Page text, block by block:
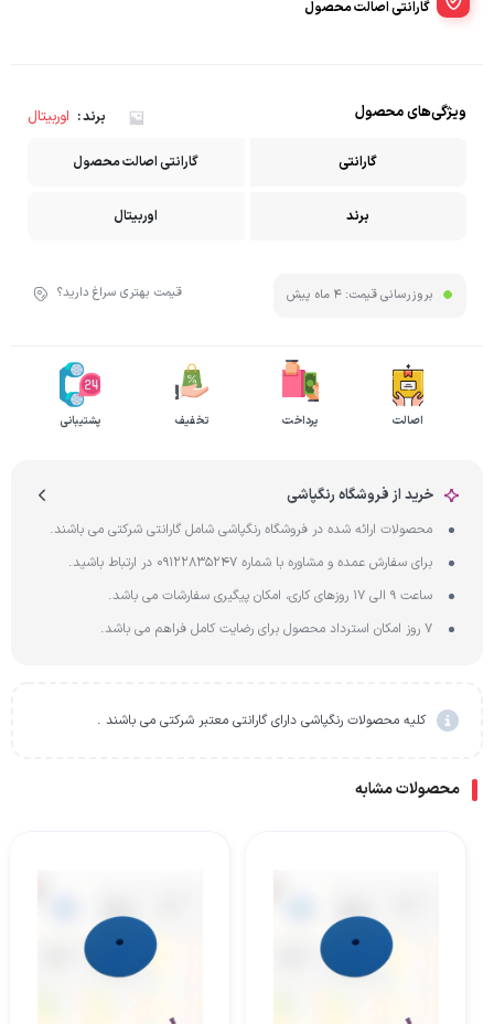
گارانتی اصالت محصول
برند : اوربیتال ویژگی‌های محصول
گارانتی گارانتی اصالت محصول
برند اوربیتال
بروزرسانی قیمت: 4 ماه پیش قیمت بهتری سراغ دارید؟
اصالت پرداخت تخفیف پشتیبانی
خرید از فروشگاه رنگپاشی
محصولات ارائه شده در فروشگاه رنگپاشی شامل گارانتی شرکتی می باشند.
برای سفارش عمده و مشاوره با شماره 09122835247 در ارتباط باشید.
ساعت 9 الی 17 روزهای کاری، امکان پیگیری سفارشات می باشد.
7 روز امکان استرداد محصول برای رضایت کامل فراهم می باشد.
کلیه محصولات رنگپاشی دارای گارانتی معتبر شرکتی می باشند .
محصولات مشابه